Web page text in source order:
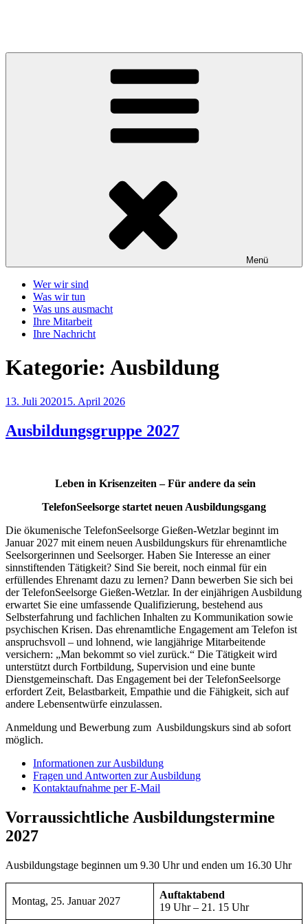
Menü
Wer wir sind
Was wir tun
Was uns ausmacht
Ihre Mitarbeit
Ihre Nachricht
Kategorie: Ausbildung
Veröffentlicht
13. Juli 202015. April 2026
Ausbildungsgruppe 2027
Leben in Krisenzeiten – Für andere da sein
TelefonSeelsorge startet neuen Ausbildungsgang
Die ökumenische TelefonSeelsorge Gießen-Wetzlar beginnt im
Januar 2027 mit einem neuen Ausbildungskurs für ehrenamtliche
Seelsorgerinnen und Seelsorger. Haben Sie Interesse an einer
sinnstiftenden Tätigkeit? Sind Sie bereit, noch einmal für ein
erfüllendes Ehrenamt dazu zu lernen? Dann bewerben Sie sich bei
der TelefonSeelsorge Gießen-Wetzlar. In der einjährigen Ausbildung
erwartet Sie eine umfassende Qualifizierung, bestehend aus
Selbsterfahrung und fachlichen Inhalten zu Kommunikation sowie
psychischen Krisen. Das ehrenamtliche Engagement am Telefon ist
anspruchsvoll – und lohnend, wie langjährige Mitarbeitende
versichern: „Man bekommt so viel zurück.“ Die Tätigkeit wird
unterstützt durch Fortbildung, Supervision und eine bunte
Dienstgemeinschaft. Das Engagement bei der TelefonSeelsorge
erfordert Zeit, Belastbarkeit, Empathie und die Fähigkeit, sich auf
andere Lebensentwürfe einzulassen.
Anmeldung und Bewerbung zum Ausbildungskurs sind ab sofort
möglich.
Informationen zur Ausbildung
Fragen und Antworten zur Ausbildung
Kontaktaufnahme per E-Mail
Vorraussichtliche Ausbildungstermine
2027
Ausbildungstage beginnen um 9.30 Uhr und enden um 16.30 Uhr
Montag, 25. Januar 2027
Auftaktabend
19 Uhr – 21. 15 Uhr